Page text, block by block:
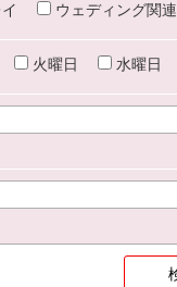
ウェディング関連
火曜日 水曜日